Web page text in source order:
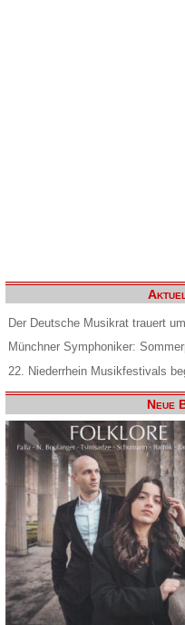
Der Deutsche Musikrat trauert
Münchner Symphoniker:
22. Niederrhein Musikfestivals
Neue